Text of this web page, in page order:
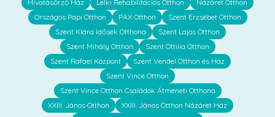
Hivatásőrző Ház
Lelki Rehabilitációs Otthon
Názáret Otthon
Országos Papi Otthon
PAX Otthon
Szent Erzsébet Otthon
Szent Klára Idősek Otthona
Szent Lajos Otthon
Szent Mihály Otthon
Szent Ottilia Otthon
Szent Rafael Központ
Szent Vendel Otthon és Ház
Szent Vince Otthon
Szent Vince Otthon Családok Átmeneti Otthona
XXIII. János Otthon
XXIII. János Otthon Názáret Ház